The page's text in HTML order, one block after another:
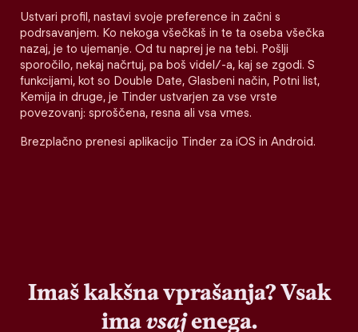
Ustvari profil, nastavi svoje preference in začni s
podrsavanjem. Ko nekoga všečkaš in te ta oseba všečka
nazaj, je to ujemanje. Od tu naprej je na tebi. Pošlji
sporočilo, nekaj načrtuj, pa boš videl/-a, kaj se zgodi. S
funkcijami, kot so Double Date, Glasbeni način, Potni list,
Kemija in druge, je Tinder ustvarjen za vse vrste
povezovanj: sproščena, resna ali vsa vmes.
Brezplačno prenesi aplikacijo Tinder za iOS in Android.
Imaš kakšna vprašanja? Vsak
imavsajenega.